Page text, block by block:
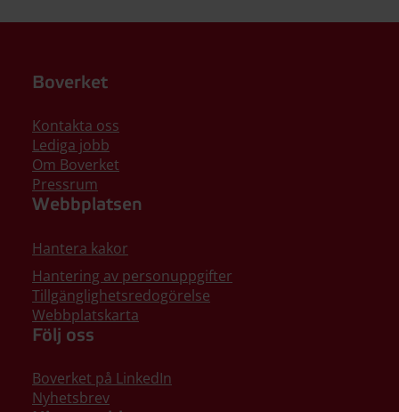
Boverket
Kontakta oss
Lediga jobb
Om Boverket
Pressrum
Webbplatsen
Hantera kakor
Hantering av personuppgifter
Tillgänglighetsredogörelse
Webbplatskarta
Följ oss
Boverket på LinkedIn
Nyhetsbrev